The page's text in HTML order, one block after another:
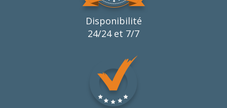
Disponibilité
24/24 et 7/7